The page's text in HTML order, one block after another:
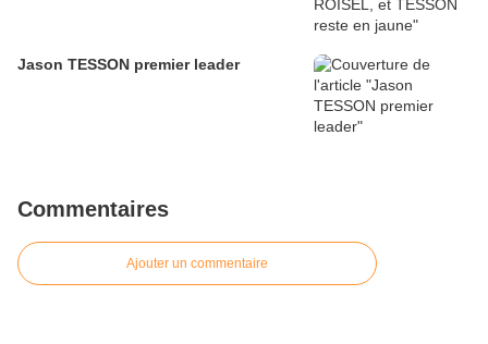
Jason TESSON premier leader
Commentaires
Ajouter un commentaire